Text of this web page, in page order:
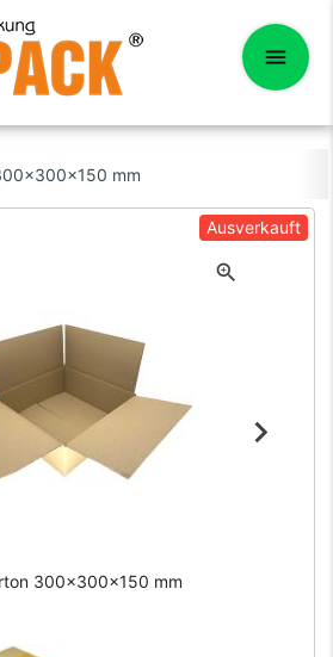
mm
Ausverkauft
300x300x150 mm